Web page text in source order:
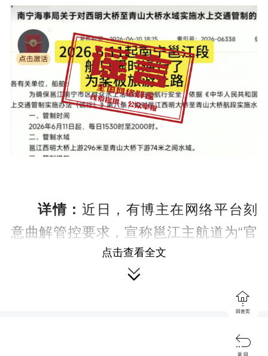
详情： 近日，有博主在网络平台刻
意曲解管控要求，宣称邕江主航道为“官
方开放的水上运动区”，引发热议，也让
很多游客在不知情中踏入危险区域。
邕江是广西核心
内河航道，水下条件复杂，大型船舶航
点击查看全文


回首页

返 回